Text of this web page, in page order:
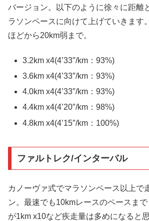
バージョン。以下のように徐々に距離
ラソンペースに向けて上げていきます
ほどから20km弱まで。
3.2km x4(4’33″/km：93%)
3.6km x4(4’33″/km：93%)
4.0km x4(4’33″/km：93%)
4.4km x4(4’20″/km：98%)
4.8km x4(4’15″/km：100%)
ファルトレク/インターバル
カノーヴァ式でマラソンペース以上で
ン。最速でも10kmレースのペースま
が1km x10など疾走量は多めになると